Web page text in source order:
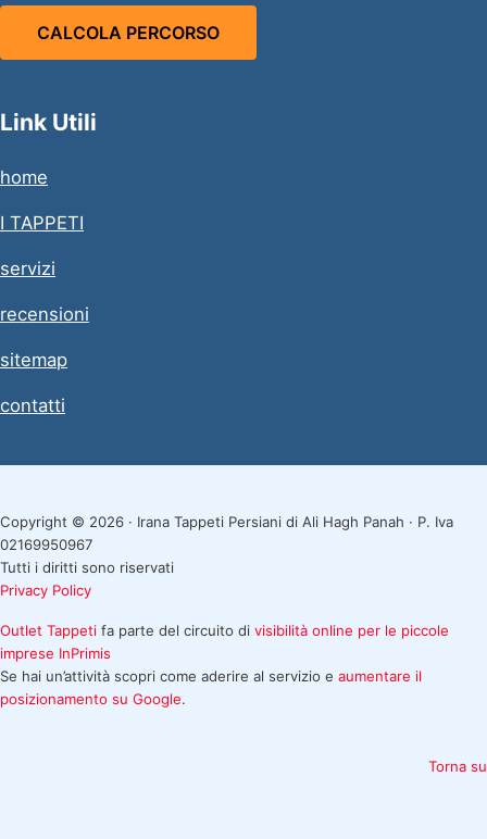
CALCOLA PERCORSO
Link Utili
home
I TAPPETI
servizi
recensioni
sitemap
contatti
Copyright © 2026 · Irana Tappeti Persiani di Ali Hagh Panah · P. Iva
02169950967
Tutti i diritti sono riservati
Privacy Policy
Outlet Tappeti fa parte del circuito divisibilità online per le piccole
imprese InPrimis
Se hai un’attività scopri come aderire al servizio eaumentare il
posizionamento su Google.
Torna su